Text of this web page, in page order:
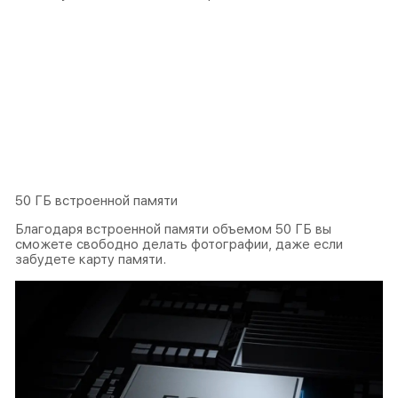
50 ГБ встроенной памяти
Благодаря встроенной памяти объемом 50 ГБ вы
сможете свободно делать фотографии, даже если
забудете карту памяти.